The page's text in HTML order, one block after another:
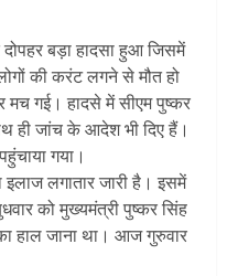
बड़ा हादसा हुआ जिसमें
की करंट लगने से मौत हो
मच गई। हादसे में सीएम पुष्कर
ही जांच के आदेश भी दिए हैं।
गया।
लगातार जारी है। इसमें
को मुख्यमंत्री पुष्कर सिंह
हाल जाना था। आज गुरुवार